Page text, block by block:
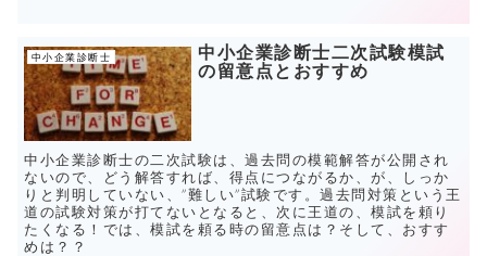
中小企業診断士
中小企業診断士二次試験模試
の留意点とおすすめ
中小企業診断士の二次試験は、過去問の模範解答が公開され
ないので、どう解答すれば、得点につながるか、が、しっか
りと判明していない、”難しい”試験です。過去問対策という王
道の試験対策が打てないとなると、次に王道の、模試を頼り
たくなる！では、模試を頼る時の留意点は？そして、おすす
めは？？